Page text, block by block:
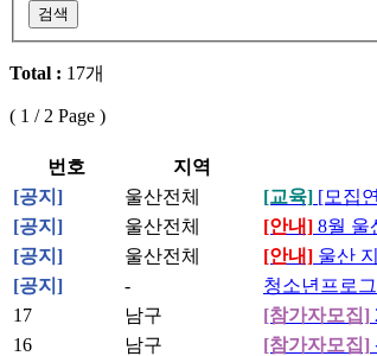
검색
Total : 17개
( 1 / 2 Page )
번호
지역
[공지]
울산전체 [교육] [모집
[공지]
울산전체 [안내] 8월 울
[공지]
울산전체 [안내] 울산
[공지]
- 청소년프로
17
남구 [참가자모집]
16
남구 [참가자모집]